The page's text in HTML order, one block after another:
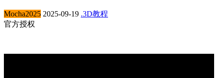
Mocha2025 2025-09-19 .3D教程
官方授权